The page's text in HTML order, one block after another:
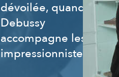
dévoilée, quand
Debussy
accompagne les
impressionnistes